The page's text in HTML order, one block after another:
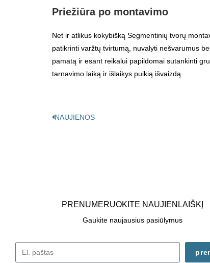
Priežiūra po montavimo
Net ir atlikus kokybišką Segmentinių tvorų
patikrinti varžtų tvirtumą, nuvalyti nešvarumus
pamatą ir esant reikalui papildomai sutankinti
tarnavimo laiką ir išlaikys puikią išvaizdą.
NAUJIENOS
PRENUMERUOKITE NAUJIENLAIŠKĮ
Gaukite naujausius pasiūlymus